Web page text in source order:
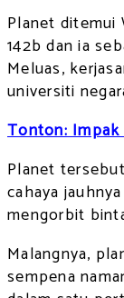
Planet ditemui
142b dan ia
Meluas,
universiti
Tonton:
Planet
cahaya
mengorbit
Malangnya,
sempena